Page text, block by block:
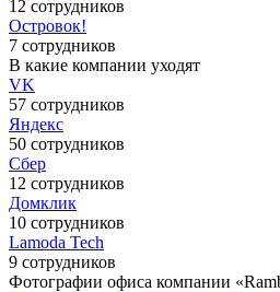
12 сотрудников
Островок!
7 сотрудников
В какие компании уходят
VK
57 сотрудников
Яндекс
50 сотрудников
Сбер
12 сотрудников
Домклик
10 сотрудников
Lamoda Tech
9 сотрудников
Фотографии офиса компании